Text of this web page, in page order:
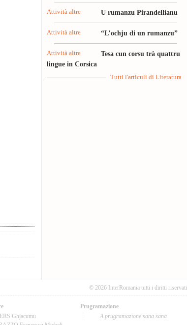
Attività altre U rumanzu Pirandellianu
Attività altre “L’ochju di un rumanzu”
Attività altre
Tesa cun corsu trà quattru
lingue in Corsica
Tutti l'articuli di Literatura
© 2026 InterRomania tutti i diritti riservati
Ghjacumu
Prugramazione
A prugramazione sana sana